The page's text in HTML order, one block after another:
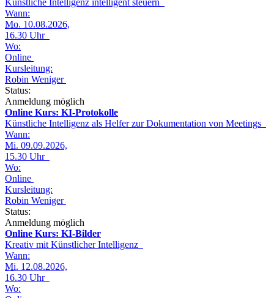
Wann:
Mo. 10.08.2026,
16.30 Uhr
Wo:
Online
Kursleitung:
Robin Weniger
Status:
Anmeldung möglich
Online Kurs: KI-Protokolle
Künstliche Intelligenz als Helfer zur Dokumentation von Meetings
Wann:
Mi. 09.09.2026,
15.30 Uhr
Wo:
Online
Kursleitung:
Robin Weniger
Status:
Anmeldung möglich
Online Kurs: KI-Bilder
Kreativ mit Künstlicher Intelligenz
Wann:
Mi. 12.08.2026,
16.30 Uhr
Wo: